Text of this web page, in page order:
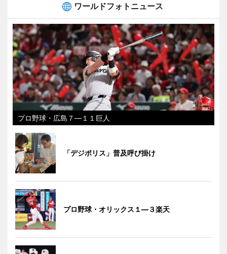
ワールドフォトニュース
プロ野球・広島７―１１巨人
「デジポリス」普及呼び掛け
プロ野球・オリックス１―３楽天